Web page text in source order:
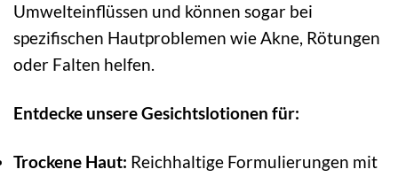
Umwelteinflüssen und können sogar bei
spezifischen Hautproblemen wie Akne, Rötungen
oder Falten helfen.
Entdecke unsere Gesichtslotionen für:
Trockene Haut: Reichhaltige Formulierungen mit